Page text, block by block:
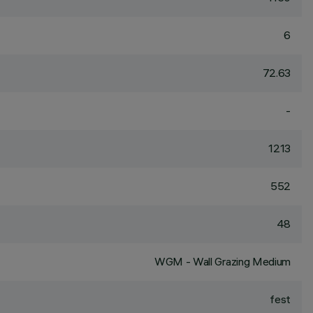
6
72.63
-
1213
552
48
WGM - Wall Grazing Medium
fest